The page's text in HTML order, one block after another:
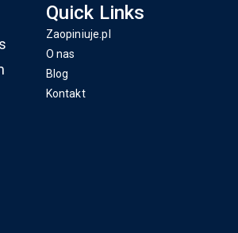
Quick Links
Zaopiniuje.pl
O nas
Blog
Kontakt